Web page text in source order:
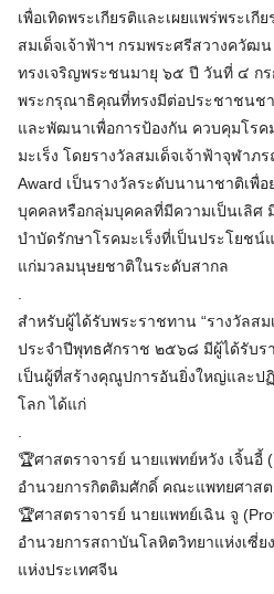
เพื่อเทิดพระเกียรติและเผยแพร่พระเกี
สมเด็จเจ้าฟ้าฯ กรมพระศรีสวางควัฒ
ทรงเจริญพระชนมายุ ๖๕ ปี วันที่ ๔ ก
พระกรุณาธิคุณที่ทรงมีต่อประชาชนชา
และพัฒนาเพื่อการป้องกัน ควบคุมโรค
มะเร็ง โดยรางวัลสมเด็จเจ้าฟ้าจุฬาภ
Award เป็นรางวัลระดับนานาชาติเพื่อ
บุคคลหรือกลุ่มบุคคลที่มีความเป็นเลิศ
บำบัดรักษาโรคมะเร็งที่เป็นประโยช
แก่มวลมนุษยชาติในระดับสากล
สำหรับผู้ได้รับพระราชทาน “รางวัลส
ประจำปีพุทธศักราช ๒๕๖๘ มีผู้ได้รับร
เป็นผู้ที่สร้างคุณูปการอันยิ่งใหญ่และป
โลก ได้แก่
🏆ศาสตราจารย์ นายแพทย์หวัง เจิ้นอี้
อำนวยการกิตติมศักดิ์ คณะแพทยศาสต
🏆ศาสตราจารย์ นายแพทย์เฉิน จู
อำนวยการสถาบันโลหิตวิทยาแห่งเซี่
แห่งประเทศจีน